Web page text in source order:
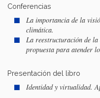
Conferencias
La importancia de la
climática.
La reestructuración de
propuesta para atender
Presentación del libro
Identidad y virtualidad.